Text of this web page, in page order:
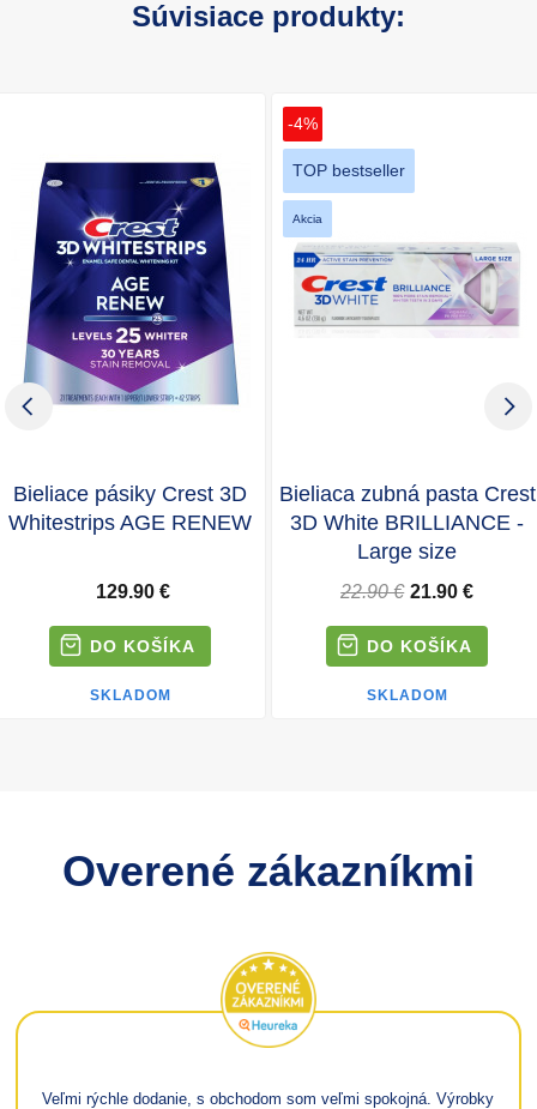
Súvisiace produkty:
Bieliace pásiky Crest 3D
Whitestrips AGE RENEW
129.90 €
SKLADOM
-4%
TOP bestseller
Akcia
Bieliaca zubná pasta Crest
3D White BRILLIANCE -
Large size
22.90 € 21.90 €
SKLADOM
Overené zákazníkmi
Veľmi rýchle dodanie, s obchodom som veľmi spokojná. Výrobky